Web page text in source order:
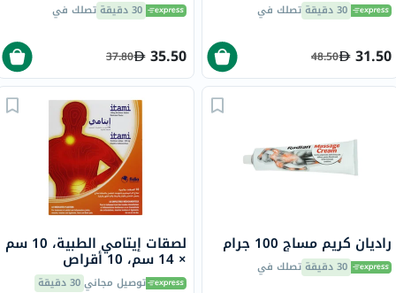
30 دقيقة تصلك في
31.50
48.50
30 دقيقة تصلك في
35.50
37.80
راديان كريم مساج 100 جرام
30 دقيقة تصلك في
لصقات إيتامي الطبية، 10 سم
× 14 سم، 10 أقراص
توصيل مجاني30 دقيقة